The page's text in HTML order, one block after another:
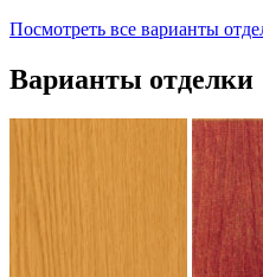
Посмотреть все варианты
Варианты